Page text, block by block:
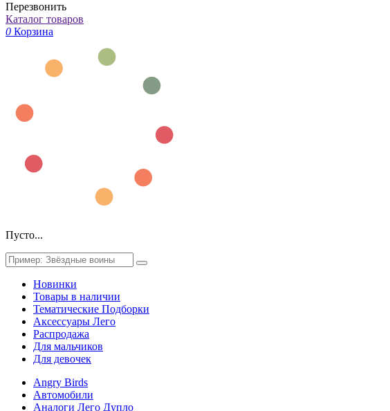
Перезвонить
Каталог товаров
0 Корзина
Пусто...
Новинки
Товары в наличии
Тематические Подборки
Аксессуары Лего
Распродажа
Для мальчиков
Для девочек
Angry Birds
Автомобили
Аналоги Лего Дупло